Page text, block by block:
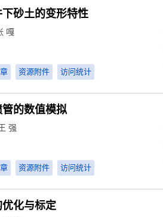
砂土的变形特性
嘎
资源附件 访问统计
的数值模拟
强
资源附件 访问统计
化与标定